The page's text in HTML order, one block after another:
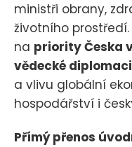
ministři obrany,
životního
na priority Česka
vědecké
a vlivu globální
hospodářství i
Přímý přenos